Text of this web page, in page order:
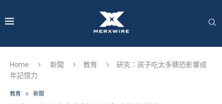
Home 新聞 教育
研究：孩子吃太多糖恐影響成
年記憶力
教育 新聞